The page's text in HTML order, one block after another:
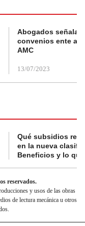
Abogados
convenios ente
AMC
13/07/2023
Qué subsidios
en la nueva
Beneficios y lo
reservados.
y usos de las obras
de lectura mecánica u otros